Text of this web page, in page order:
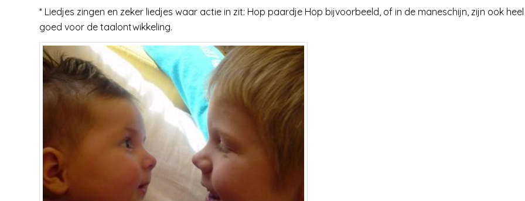
* Liedjes zingen en zeker liedjes waar actie in zit: Hop paardje Hop bijvoorbeeld, of in de maneschijn, zijn ook heel
goed voor de taalontwikkeling.